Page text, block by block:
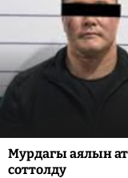
Мурдагы аялын
соттолду